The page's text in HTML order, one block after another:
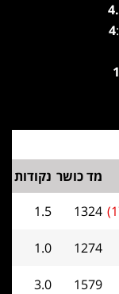
4
1
מד כושר נקודות
1324
1.5
1274
1.0
1579
3.0